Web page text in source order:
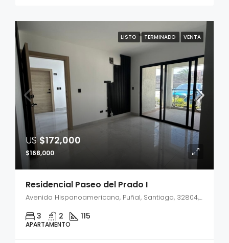
LISTO TERMINADO VENTA
US$172,000
$168,000
Residencial Paseo del Prado I
Avenida Hispanoamericana, Puñal, Santiago, 32804, República Dominicana
3 2 115
APARTAMENTO